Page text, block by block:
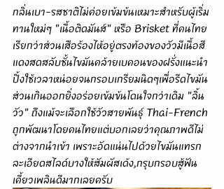
กลิ่นเบา-รสชาติไม่ค่อยเข้มข้นเหมาะสำหรับผู้เริ่ม
ทานใหม่ๆ "เนื้อติดมันส์" หรือ Brisket ที่คนไทย
เรียกว่าส่วนเสือร้องไห้อยู่ตรงท้องของวัวมีเนื้อสี
แดงสดสลับชั้นไขมันคล้ายเบคอนของฝรั่งแนะนำ
ปิ้งใช้เวลาหน่อยจนกรอบเกรียมนิดๆเพื่อรีดไขมัน
ส่วนเกินออกยิ่งอร่อยเข้มข้นโดนใจกว่าเดิม "ลิ้น
วัว" ถึงแม้จะเลือกใช้วัวสายพันธุ์ Thai-French
ถูกพัฒนาโดยคนไทยแต่บอกเลยว่าคุณภาพดีไม่
ต่างจากนำเข้า เพราะอัดแน่นไปด้วยไขมันแทรก
ละเอียดสไลด์บางให้สัมผัสเด้ง,กรุบกรอบสู้ฟัน
เคี้ยวเพลินดีมากเลยครับ